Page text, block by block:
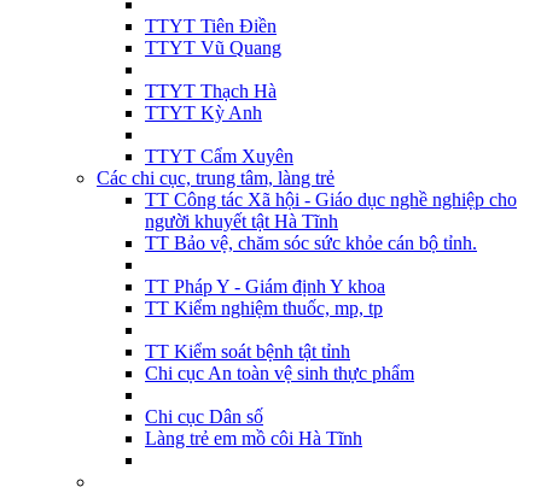
TTYT Tiên Điền
TTYT Vũ Quang
TTYT Thạch Hà
TTYT Kỳ Anh
TTYT Cẩm Xuyên
Các chi cục, trung tâm, làng trẻ
TT Công tác Xã hội - Giáo dục nghề nghiệp cho
người khuyết tật Hà Tĩnh
TT Bảo vệ, chăm sóc sức khỏe cán bộ tỉnh.
TT Pháp Y - Giám định Y khoa
TT Kiểm nghiệm thuốc, mp, tp
TT Kiểm soát bệnh tật tỉnh
Chi cục An toàn vệ sinh thực phẩm
Chi cục Dân số
Làng trẻ em mồ côi Hà Tĩnh